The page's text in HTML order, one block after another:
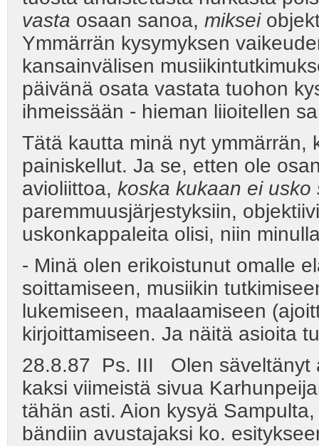
vasta osaan sanoa, miksei
Ymmärrän kysymyksen
kansainvälisen
päivänä osata vastata tuohon
ihmeissään - hieman liioitellen
Tätä kautta minä nyt ymmärrän,
painiskellut. Ja se, etten ole
avioliittoa, koska kukaan ei usko
paremmuusjärjestyksiin,
uskonkappaleita olisi, niin
- Minä olen erikoistunut omalle
soittamiseen, musiikin
lukemiseen, maalaamiseen
kirjoittamiseen. Ja näitä asioita
28.8.87 Ps. III Olen säveltänyt
kaksi viimeistä sivua
tähän asti. Aion kysyä
bändiin avustajaksi ko.